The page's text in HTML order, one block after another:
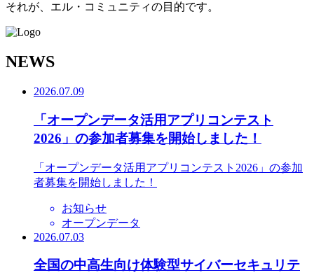
それが、エル・コミュニティの目的です。
NEWS
2026.07.09
「オープンデータ活用アプリコンテスト
2026」の参加者募集を開始しました！
「オープンデータ活用アプリコンテスト2026」の参加
者募集を開始しました！
お知らせ
オープンデータ
2026.07.03
全国の中高生向け体験型サイバーセキュリテ